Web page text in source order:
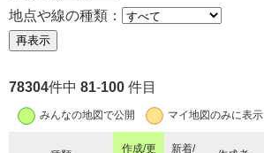
地点や線の種類：
78304件中 81-100 件目
みんなの地図で公開 マイ地図のみに表示
作成/更
新着/